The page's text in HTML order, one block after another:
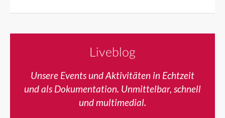
Liveblog
Unsere Events und Aktivitäten in Echtzeit
und als Dokumentation. Unmittelbar, schnell
und multimedial.